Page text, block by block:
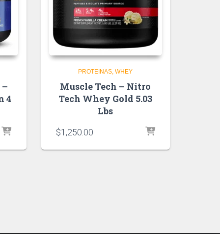
4
PROTEINAS WHEY
Muscle Tech – Nitro
Tech Whey Gold 5.03
Lbs
$1,250.00